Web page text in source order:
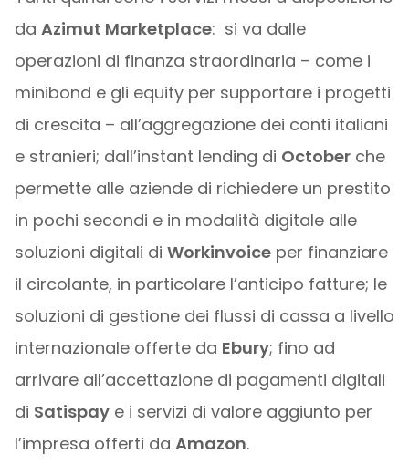
da Azimut Marketplace: si va dalle
operazioni di finanza straordinaria – come i
minibond e gli equity per supportare i progetti
di crescita – all’aggregazione dei conti italiani
e stranieri; dall’instant lending di Octoberche
permette alle aziende di richiedere un prestito
in pochi secondi e in modalità digitale alle
soluzioni digitali di Workinvoiceper finanziare
il circolante, in particolare l’anticipo fatture; le
soluzioni di gestione dei flussi di cassa a livello
internazionale offerte da Ebury; fino ad
arrivare all’accettazione di pagamenti digitali
di Satispaye i servizi di valore aggiunto per
l’impresa offerti da Amazon.